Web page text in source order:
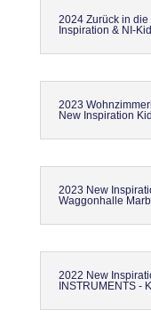
2024 Zurück in
Inspiration & NI-
2023
New Inspiration
2023 New
Waggonhalle
2022 New
INSTRUMENTS -